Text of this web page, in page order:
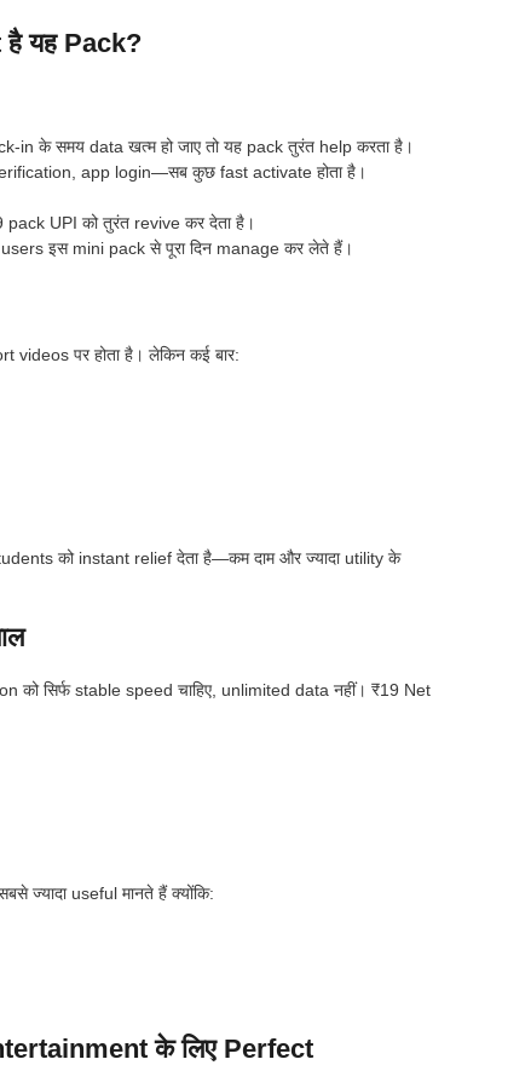
यह Pack?
in के समय data खत्म हो जाए तो यह pack तुरंत help करता है।
app login—सब कुछ fast activate होता है।
pack UPI को तुरंत revive कर देता है।
इस mini pack से पूरा दिन manage कर लेते हैं।
पर होता है। लेकिन कई बार:
को instant relief देता है—कम दाम और ज्यादा utility के
सिर्फ stable speed चाहिए, unlimited data नहीं। ₹19 Net
ज्यादा useful मानते हैं क्योंकि:
के लिए Perfect